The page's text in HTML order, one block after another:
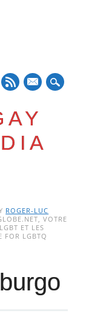
ROGER-LUC
VOTRE
ET LES
FOR LGBTQ